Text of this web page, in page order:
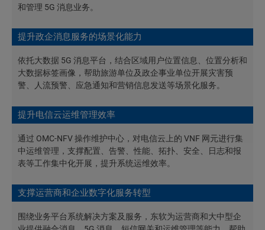
和管理 5G 消息业务。
提升政企消息服务的场景化能力
依托大数据 5G 消息平台，结合区域用户位置信息、位置分析和
大数据标签画像，帮助旅游单位及政企事业单位开展灾害预
警、人流预警、应急通知和营销信息发送等场景化服务。
提升电信云运维管理效率
通过 OMC-NFV 操作维护中心，对电信云上的 VNF 网元进行集
中运维管理，支撑配置、告警、性能、拓扑、安全、日志和报
表等工作集中化开展，提升系统运维效率。
支撑运营商和企业数字化服务转型
围绕业务平台系统解决方案及服务，东软为运营商和大中型企